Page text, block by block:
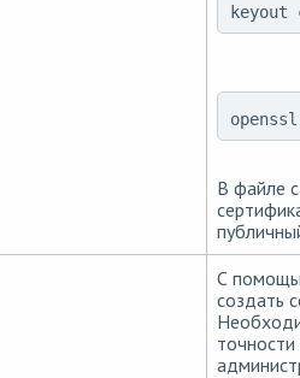
keyout
В файле
С
создать